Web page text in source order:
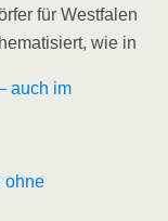
für Westfalen
wie in
auch im
ohne